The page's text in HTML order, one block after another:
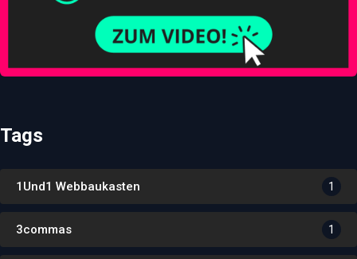
Tags
1Und1 Webbaukasten 1
3commas 1